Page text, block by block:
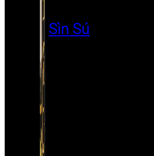
Sìn Sú